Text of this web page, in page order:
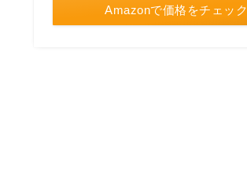
Amazonで価格をチェック